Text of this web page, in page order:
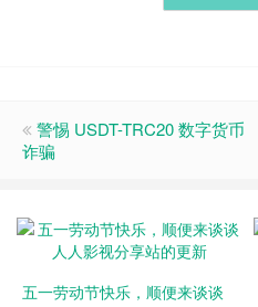
警惕 USDT-TRC20 数字货币
诈骗
五一劳动节快乐，顺便来谈谈